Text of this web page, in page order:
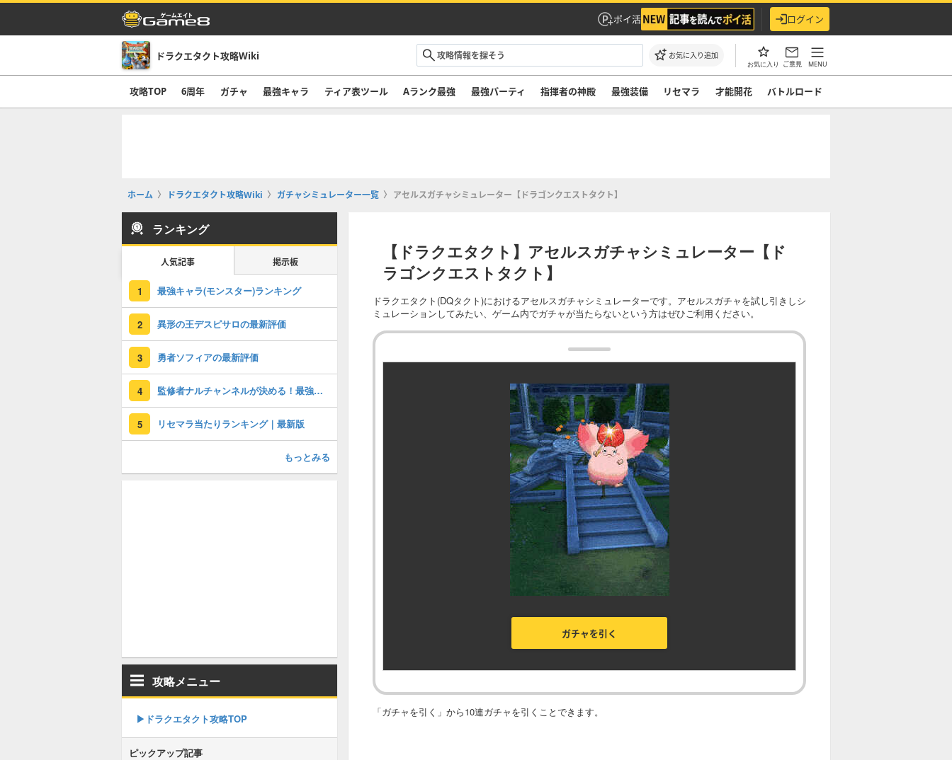
ポイ活 ログイン
ドラクエタクト攻略Wiki お気に入り追加
お気に入り ご意見 MENU
攻略TOP 6周年 ガチャ 最強キャラ ティア表ツール Aランク最強 最強パーティ 指揮者の神殿 最強装備 リセマラ 才能開花 バトルロード
ホーム ドラクエタクト攻略Wiki ガチャシミュレーター一覧 アセルスガチャシミュレーター【ドラゴンクエストタクト】
【ドラクエタクト】アセルスガチャシミュレーター【ド
ラゴンクエストタクト】
ドラクエタクト(DQタクト)におけるアセルスガチャシミュレーターです。アセルスガチャを試し引きしシ
ミュレーションしてみたい、ゲーム内でガチャが当たらないという方はぜひご利用ください。
ガチャを引く
「ガチャを引く」から10連ガチャを引くことできます。
ランキング
人気記事 掲示板
1 最強キャラ(モンスター)ランキング
2 異形の王デスピサロの最新評価
3 勇者ソフィアの最新評価
4 監修者ナルチャンネルが決める！最強キャラランキング
5 リセマラ当たりランキング｜最新版
もっとみる
攻略メニュー
▶︎ドラクエタクト攻略TOP
ピックアップ記事